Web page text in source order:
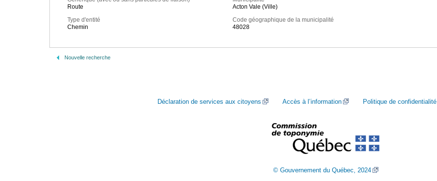
Route
Type d'entité
Chemin
Acton Vale (Ville)
Code géographique de la municipalité
48028
Nouvelle recherche
Déclaration de services aux citoyens Accès à l’information Politique de confidentialité
© Gouvernement du Québec, 2024